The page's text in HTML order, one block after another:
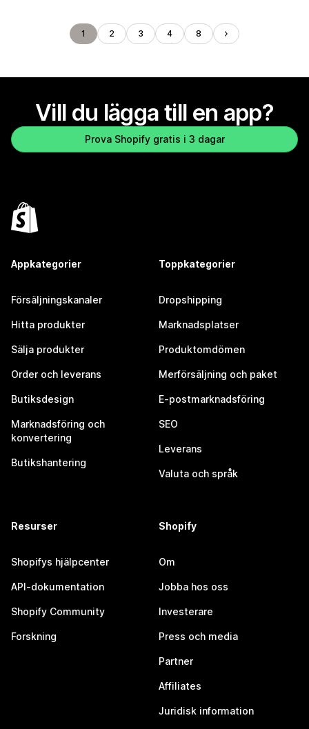
1 2 3 4 8
Vill du lägga till en app?
Prova Shopify gratis i 3 dagar
Appkategorier
Försäljningskanaler
Hitta produkter
Sälja produkter
Order och leverans
Butiksdesign
Marknadsföring och
konvertering
Butikshantering
Toppkategorier
Dropshipping
Marknadsplatser
Produktomdömen
Merförsäljning och paket
E-postmarknadsföring
SEO
Leverans
Valuta och språk
Resurser
Shopifys hjälpcenter
API-dokumentation
Shopify Community
Forskning
Shopify
Om
Jobba hos oss
Investerare
Press och media
Partner
Affiliates
Juridisk information